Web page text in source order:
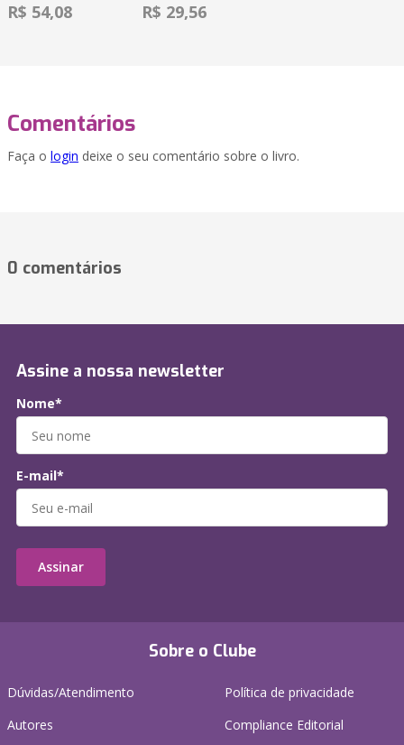
R$ 54,08 R$ 29,56
Comentários
Faça o login deixe o seu comentário sobre o livro.
0 comentários
Sobre o Clube
Dúvidas/Atendimento
Autores
Política de privacidade
Compliance Editorial
Assine a nossa newsletter
Nome*
E-mail*
Assinar